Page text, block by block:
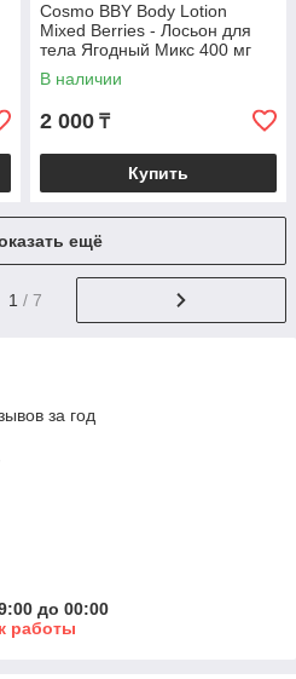
Cosmo BBY Body Lotion
Mixed Berries - Лосьон для
тела Ягодный Микс 400 мг
В наличии
2 000 ₸
Купить
ещё
1 / 7
за год
до 00:00
работы